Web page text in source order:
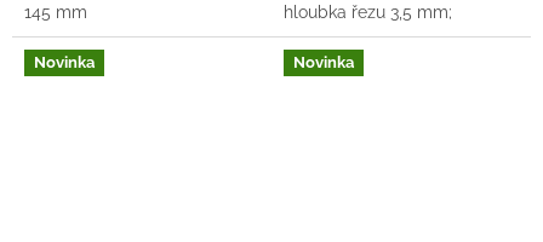
145 mm
hloubka řezu 3,5 mm;
nastavení hloubky; aretace
spínače; šikmé hoblování;
otáčky 15 000 ot. za min.;...
Novinka Novinka